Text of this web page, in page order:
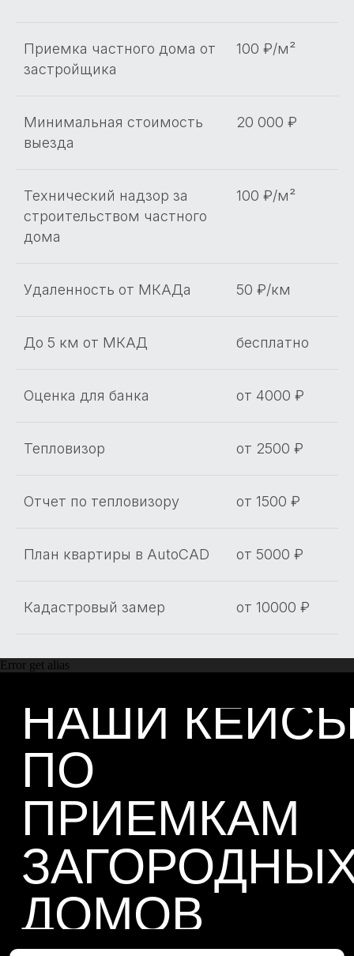
Приемка частного дома от
застройщика
100 ₽/м²
Минимальная стоимость
выезда
20 000 ₽
Технический надзор за
строительством частного
дома
100 ₽/м²
Удаленность от МКАДа 50 ₽/км
До 5 км от МКАД бесплатно
Оценка для банка от 4000 ₽
Тепловизор от 2500 ₽
Отчет по тепловизору от 1500 ₽
План квартиры в AutoCAD от 5000 ₽
Кадастровый замер от 10000 ₽
Error get alias
ПРИЕМКАМ
ЗАГОРОДНЫХ
ДОМОВ